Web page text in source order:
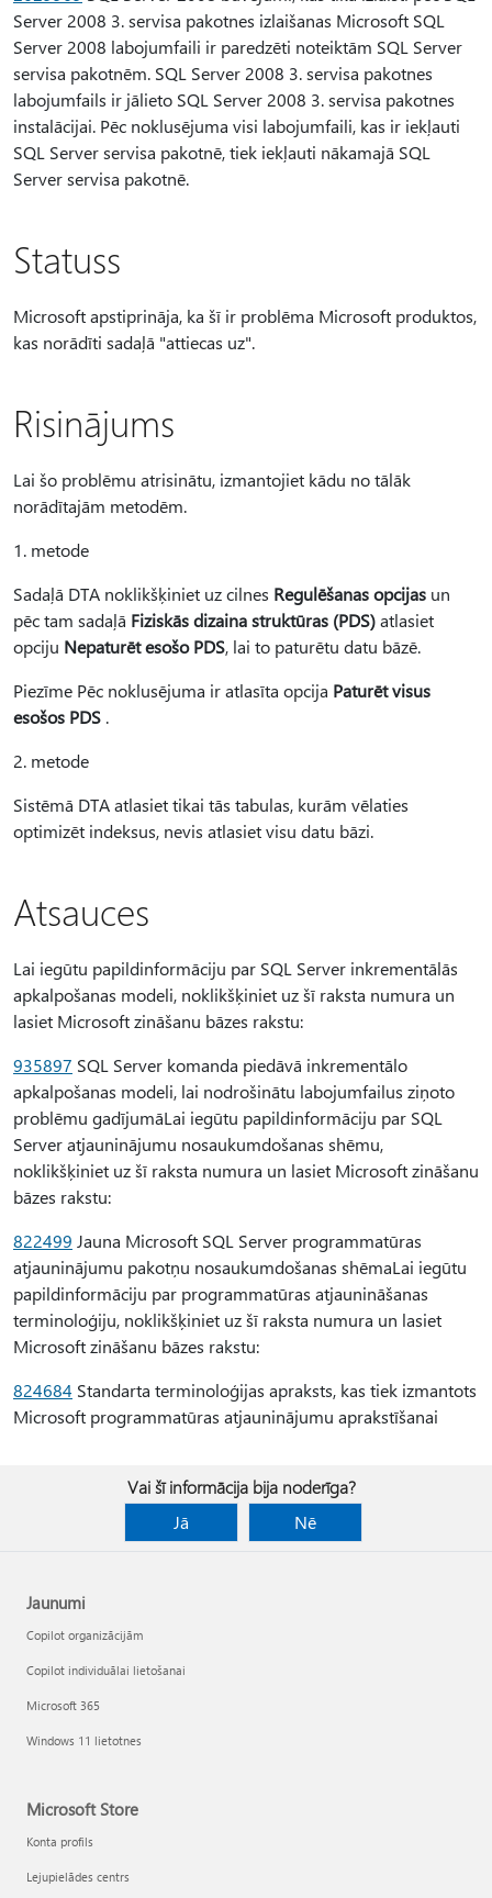
Server 2008 3. servisa pakotnes izlaišanas Microsoft SQL
Server 2008 labojumfaili ir paredzēti noteiktām SQL Server
servisa pakotnēm. SQL Server 2008 3. servisa pakotnes
labojumfails ir jālieto SQL Server 2008 3. servisa pakotnes
instalācijai. Pēc noklusējuma visi labojumfaili, kas ir iekļauti
SQL Server servisa pakotnē, tiek iekļauti nākamajā SQL
Server servisa pakotnē.
Statuss
Microsoft apstiprināja, ka šī ir problēma Microsoft produktos,
kas norādīti sadaļā "attiecas uz".
Risinājums
Lai šo problēmu atrisinātu, izmantojiet kādu no tālāk
norādītajām metodēm.
1. metode
Sadaļā DTA noklikšķiniet uz cilnes Regulēšanas opcijas un
pēc tam sadaļā Fiziskās dizaina struktūras (PDS)atlasiet
opciju Nepaturēt esošo PDS, lai to paturētu datu bāzē.
Piezīme Pēc noklusējuma ir atlasīta opcija Paturēt visus
esošos PDS .
2. metode
Sistēmā DTA atlasiet tikai tās tabulas, kurām vēlaties
optimizēt indeksus, nevis atlasiet visu datu bāzi.
Atsauces
Lai iegūtu papildinformāciju par SQL Server inkrementālās
apkalpošanas modeli, noklikšķiniet uz šī raksta numura un
lasiet Microsoft zināšanu bāzes rakstu:
935897 SQL Server komanda piedāvā inkrementālo
apkalpošanas modeli, lai nodrošinātu labojumfailus ziņoto
problēmu gadījumāLai iegūtu papildinformāciju par SQL
Server atjauninājumu nosaukumdošanas shēmu,
noklikšķiniet uz šī raksta numura un lasiet Microsoft zināšanu
bāzes rakstu:
822499 Jauna Microsoft SQL Server programmatūras
atjauninājumu pakotņu nosaukumdošanas shēmaLai iegūtu
papildinformāciju par programmatūras atjaunināšanas
terminoloģiju, noklikšķiniet uz šī raksta numura un lasiet
Microsoft zināšanu bāzes rakstu:
824684 Standarta terminoloģijas apraksts, kas tiek izmantots
Microsoft programmatūras atjauninājumu aprakstīšanai
Vai šī informācija bija noderīga?
Jā
Nē
Jaunumi
Copilot organizācijām
Copilot individuālai lietošanai
Microsoft 365
Windows 11 lietotnes
Microsoft Store
Konta profils
Lejupielādes centrs